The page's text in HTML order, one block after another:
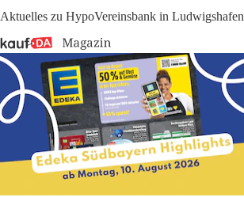
Aktuelles zu HypoVereinsbank in Ludwigshafen